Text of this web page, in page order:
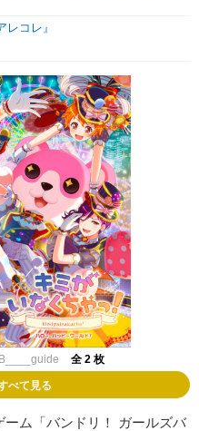
レコレ』
全 2 枚
べて見る
ム「バンドリ！ ガールズバ